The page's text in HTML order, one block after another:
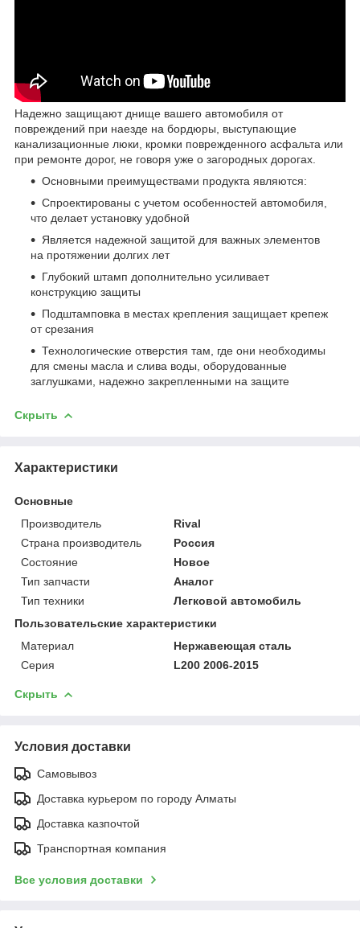
Надежно защищают днище вашего автомобиля от
повреждений при наезде на бордюры, выступающие
канализационные люки, кромки поврежденного асфальта или
при ремонте дорог, не говоря уже о загородных дорогах.
Основными преимуществами продукта являются:
Спроектированы с учетом особенностей автомобиля,
что делает установку удобной
Является надежной защитой для важных элементов
на протяжении долгих лет
Глубокий штамп дополнительно усиливает
конструкцию защиты
Подштамповка в местах крепления защищает крепеж
от срезания
Технологические отверстия там, где они необходимы
для смены масла и слива воды, оборудованные
заглушками, надежно закрепленными на защите
Скрыть
Характеристики
Основные
Производитель
Rival
Страна производитель
Россия
Состояние
Новое
Тип запчасти
Аналог
Тип техники
Легковой автомобиль
Пользовательские характеристики
Материал
Нержавеющая сталь
Серия
L200 2006-2015
Скрыть
Условия доставки
Самовывоз
Доставка курьером по городу Алматы
Доставка казпочтой
Транспортная компания
Все условия доставки